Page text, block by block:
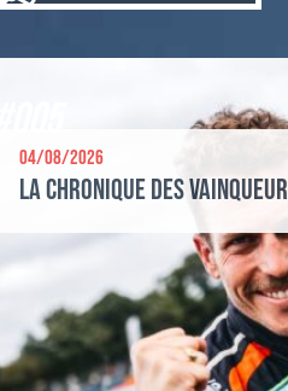
04/08/2026
La chronique des